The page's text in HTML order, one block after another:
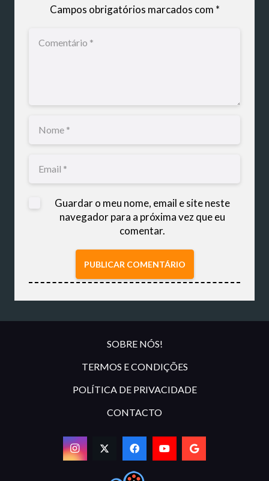
Campos obrigatórios marcados com *
Guardar o meu nome, email e site neste
navegador para a próxima vez que eu
comentar.
PUBLICAR COMENTÁRIO
SOBRE NÓS!
TERMOS E CONDIÇÕES
POLÍTICA DE PRIVACIDADE
CONTACTO